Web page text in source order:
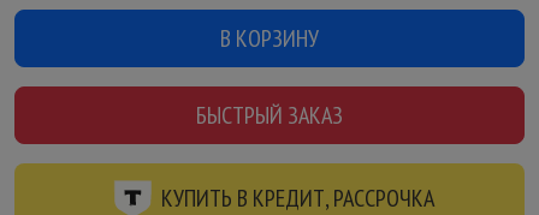
В КОРЗИНУ
БЫСТРЫЙ ЗАКАЗ
КУПИТЬ В КРЕДИТ, РАССРОЧКА